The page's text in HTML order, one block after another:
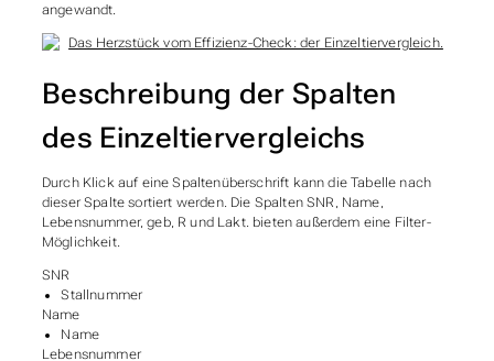
angewandt.
Beschreibung der Spalten
des Einzeltiervergleichs
Durch Klick auf eine Spaltenüberschrift kann die Tabelle nach
dieser Spalte sortiert werden. Die Spalten SNR, Name,
Lebensnummer, geb, R und Lakt. bieten außerdem eine Filter-
Möglichkeit.
SNR
Stallnummer
Name
Name
Lebensnummer